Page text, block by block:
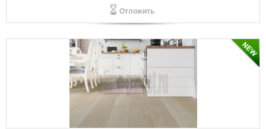
Отложить